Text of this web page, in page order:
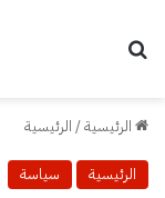
الرئيسية/ الرئيسية
الرئيسية سياسة